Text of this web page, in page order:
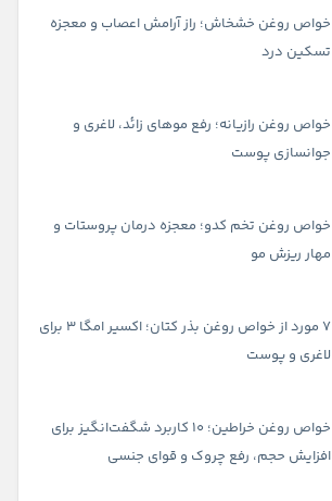
خواص روغن خشخاش؛ راز آرامش اعصاب و معجزه
تسکین درد
خواص روغن رازیانه؛ رفع موهای زائد، لاغری و
جوانسازی پوست
خواص روغن تخم کدو؛ معجزه درمان پروستات و
مهار ریزش مو
۷ مورد از خواص روغن بذر کتان؛ اکسیر امگا ۳ برای
لاغری و پوست
خواص روغن خراطین؛ ۱۰ کاربرد شگفت‌انگیز برای
افزایش حجم، رفع چروک و قوای جنسی